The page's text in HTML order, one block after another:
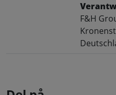
F&H